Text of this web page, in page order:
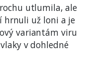
utlumila, ale
hrnuli už loni a je
variantám viru
v dohledné